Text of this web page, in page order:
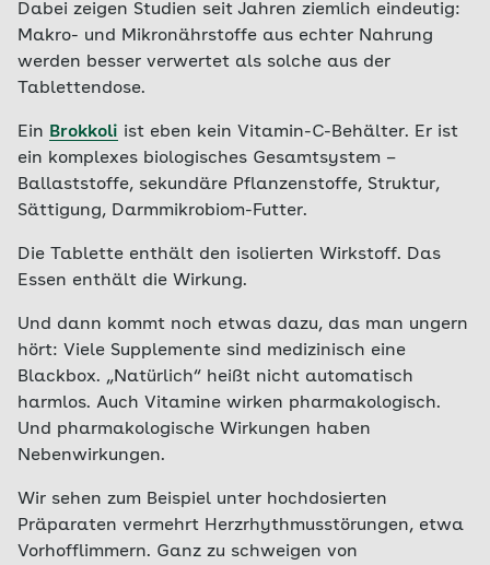
Dabei zeigen Studien seit Jahren ziemlich eindeutig:
Makro- und Mikronährstoffe aus echter Nahrung
werden besser verwertet als solche aus der
Tablettendose.
Ein Brokkoli ist eben kein Vitamin-C-Behälter. Er ist
ein komplexes biologisches Gesamtsystem –
Ballaststoffe, sekundäre Pflanzenstoffe, Struktur,
Sättigung, Darmmikrobiom-Futter.
Die Tablette enthält den isolierten Wirkstoff. Das
Essen enthält die Wirkung.
Und dann kommt noch etwas dazu, das man ungern
hört: Viele Supplemente sind medizinisch eine
Blackbox. „Natürlich“ heißt nicht automatisch
harmlos. Auch Vitamine wirken pharmakologisch.
Und pharmakologische Wirkungen haben
Nebenwirkungen.
Wir sehen zum Beispiel unter hochdosierten
Präparaten vermehrt Herzrhythmusstörungen, etwa
Vorhofflimmern. Ganz zu schweigen von